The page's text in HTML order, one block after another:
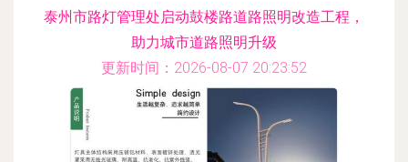
泰州市路灯管理处启动鼓楼路道路照明改造工程，
助力城市道路照明升级
更新时间：2026-08-07 20:23:52